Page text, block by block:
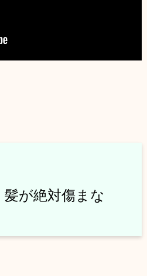
が絶対傷まな